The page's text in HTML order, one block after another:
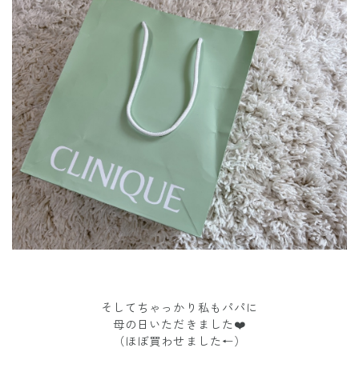
そしてちゃっかり私もパパに
母の日いただきました❤️
（ほぼ買わせました←）